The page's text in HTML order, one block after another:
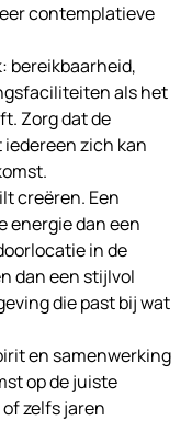
contemplatieve
bereikbaarheid,
als het
Zorg dat de
zich kan
creëren. Een
energie dan een
in de
dan een stijlvol
die past bij wat
en samenwerking
op de juiste
zelfs jaren